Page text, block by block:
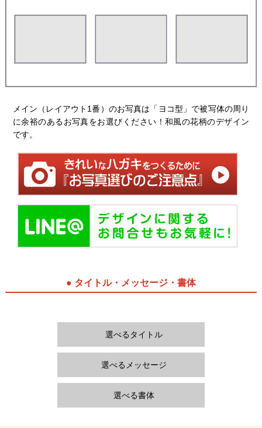
メイン（レイアウト1番）のお写真は「ヨコ型」で被写体の周り
に余裕のあるお写真をお選びください！和風の花柄のデザイン
です。
● タイトル・メッセージ・書体
選べるタイトル
選べるメッセージ
選べる書体